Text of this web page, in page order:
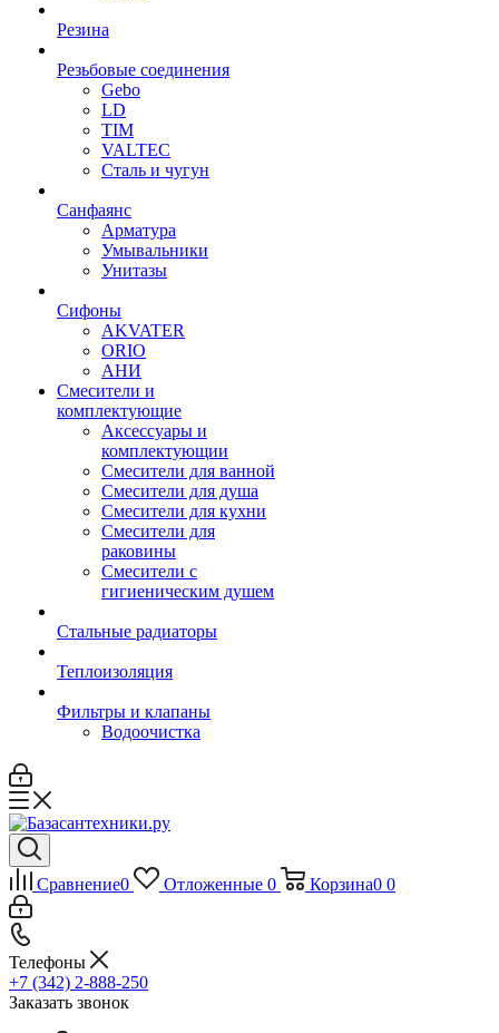
Резина
Резьбовые соединения
Gebo
LD
TIM
VALTEC
Сталь и чугун
Санфаянс
Арматура
Умывальники
Унитазы
Сифоны
AKVATER
ORIO
АНИ
Смесители и
комплектующие
Аксессуары и
комплектующии
Смесители для ванной
Смесители для душа
Смесители для кухни
Смесители для
раковины
Смесители с
гигиеническим душем
Стальные радиаторы
Теплоизоляция
Фильтры и клапаны
Водоочистка
Сравнение0 Отложенные 0 Корзина0 0
Телефоны
+7 (342) 2-888-250
Заказать звонок